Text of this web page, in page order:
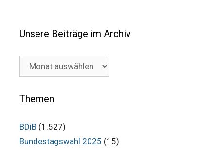
Unsere Beiträge im Archiv
Archiv
Themen
BDiB (1.527)
Bundestagswahl 2025 (15)